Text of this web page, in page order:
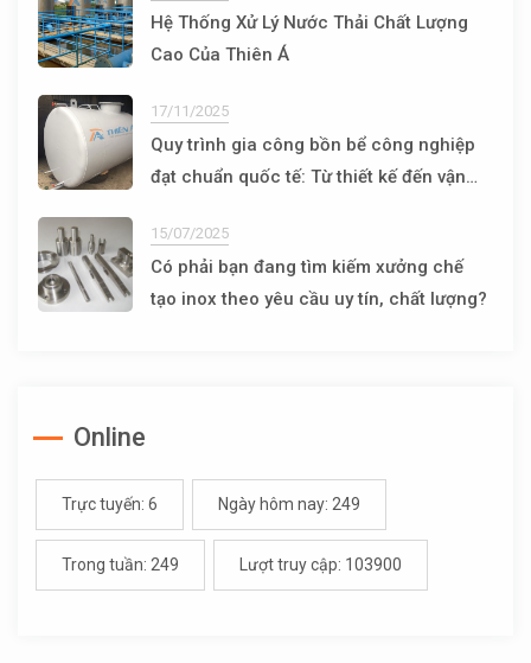
Hệ Thống Xử Lý Nước Thải Chất Lượng
Cao Của Thiên Á
17/11/2025
Quy trình gia công bồn bể công nghiệp
đạt chuẩn quốc tế: Từ thiết kế đến vận
15/07/2025
Có phải bạn đang tìm kiếm xưởng chế
tạo inox theo yêu cầu uy tín, chất lượng?
Online
Trực tuyến: 6 Ngày hôm nay: 249
Trong tuần: 249 Lượt truy cập: 103900